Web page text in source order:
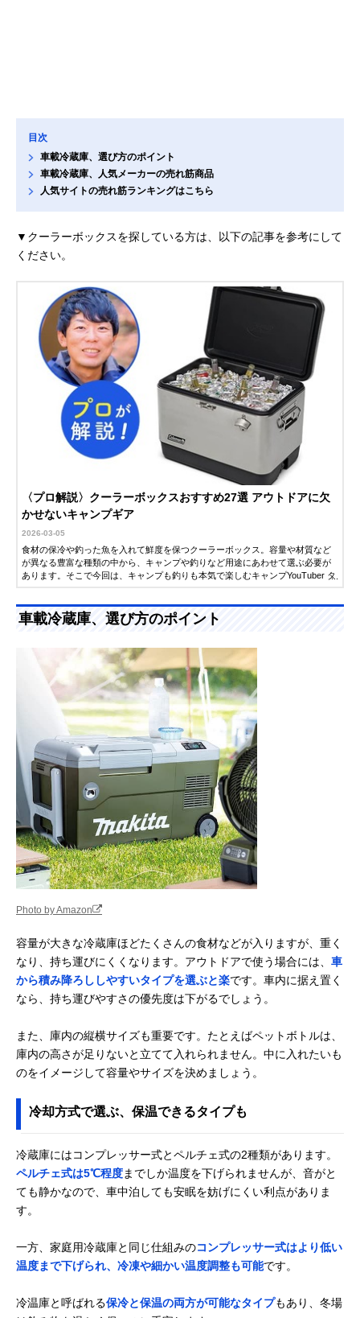
目次
車載冷蔵庫、選び方のポイント
車載冷蔵庫、人気メーカーの売れ筋商品
人気サイトの売れ筋ランキングはこちら
▼クーラーボックスを探している方は、以下の記事を参考にして
ください。
〈プロ解説〉クーラーボックスおすすめ27選 アウトドアに欠
かせないキャンプギア
2026-03-05
食材の保冷や釣った魚を入れて鮮度を保つクーラーボックス。容量や材質など
が異なる豊富な種類の中から、キャンプや釣りなど用途にあわせて選ぶ必要が
あります。そこで今回は、キャンプも釣りも本気で楽しむキャンプYouTuber タ
車載冷蔵庫、選び方のポイント
Photo by Amazon
容量が大きな冷蔵庫ほどたくさんの食材などが入りますが、重く
なり、持ち運びにくくなります。アウトドアで使う場合には、 車
から積み降ろししやすいタイプを選ぶと楽です。車内に据え置く
なら、持ち運びやすさの優先度は下がるでしょう。
また、庫内の縦横サイズも重要です。たとえばペットボトルは、
庫内の高さが足りないと立てて入れられません。中に入れたいも
のをイメージして容量やサイズを決めましょう。
冷却方式で選ぶ、保温できるタイプも
冷蔵庫にはコンプレッサー式とペルチェ式の2種類があります。
ペルチェ式は5℃程度までしか温度を下げられませんが、音がと
ても静かなので、車中泊しても安眠を妨げにくい利点がありま
す。
一方、家庭用冷蔵庫と同じ仕組みのコンプレッサー式はより低い
温度まで下げられ、冷凍や細かい温度調整も可能です。
冷温庫と呼ばれる保冷と保温の両方が可能なタイプもあり、冬場